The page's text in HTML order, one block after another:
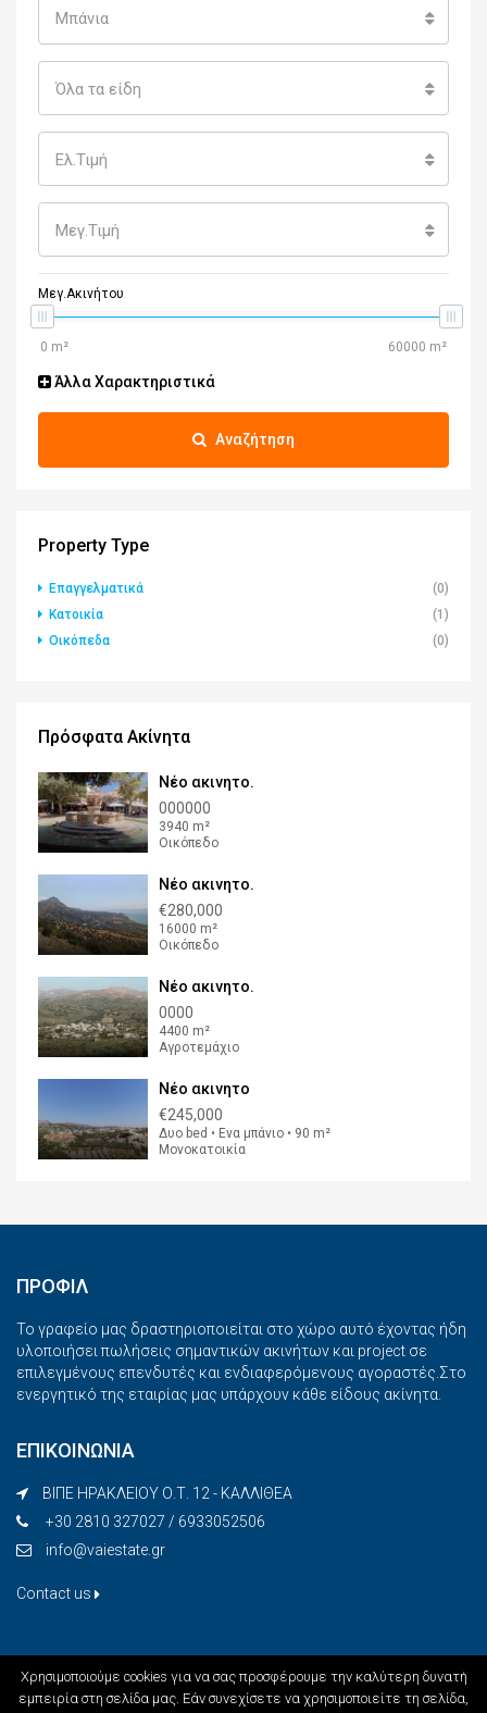
Μπάνια
Όλα τα είδη
Ελ.Τιμή
Μεγ.Τιμή
Μεγ.Ακινήτου
Άλλα Χαρακτηριστικά
Αναζήτηση
Property Type
Επαγγελματικά
(0)
Κατοικία
(1)
Οικόπεδα
(0)
Πρόσφατα Ακίνητα
Νέο ακινητο.
000000
3940 m²
Οικόπεδο
Νέο ακινητο.
€280,000
16000 m²
Οικόπεδο
Νέο ακινητο.
0000
4400 m²
Αγροτεμάχιο
Νέο ακινητο
€245,000
Δυο bed • Ενα μπάνιο • 90 m²
Μονοκατοικία
ΠΡΟΦΙΛ
Το γραφείο μας δραστηριοποιείται στο χώρο αυτό έχοντας ήδη
υλοποιήσει πωλήσεις σημαντικών ακινήτων και project σε
επιλεγμένους επενδυτές και ενδιαφερόμενους αγοραστές.Στο
ενεργητικό της εταιρίας μας υπάρχουν κάθε είδους ακίνητα.
ΕΠΙΚΟΙΝΩΝΙΑ
ΒΙΠΕ ΗΡΑΚΛΕΙΟΥ Ο.Τ. 12 - ΚΑΛΛΙΘΕΑ
+30 2810 327027 / 6933052506
info@vaiestate.gr
Contact us
Χρησιμοποιούμε cookies για να σας προσφέρουμε την καλύτερη δυνατή
εμπειρία στη σελίδα μας. Εάν συνεχίσετε να χρησιμοποιείτε τη σελίδα,